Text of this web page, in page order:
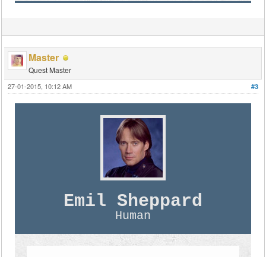
Master
Quest Master
#3
27-01-2015, 10:12 AM
Emil Sheppard
Human